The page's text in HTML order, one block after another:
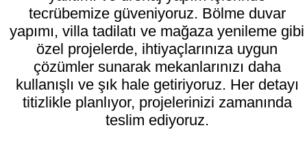
tecrübemize güveniyoruz. Bölme duvar
yapımı, villa tadilatı ve mağaza yenileme gibi
özel projelerde, ihtiyaçlarınıza uygun
çözümler sunarak mekanlarınızı daha
kullanışlı ve şık hale getiriyoruz. Her detayı
titizlikle planlıyor, projelerinizi zamanında
teslim ediyoruz.